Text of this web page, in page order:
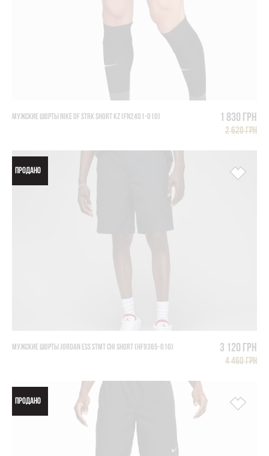
МУЖСКИЕ ШОРТЫ NIKE DF STRK SHORT KZ (FN2401-010) 1 830 грн
2 620 грн
ПРОДАНО
МУЖСКИЕ ШОРТЫ JORDAN ESS STMT CHI SHORT (HF9365-010) 3 120 грн
4 460 грн
ПРОДАНО